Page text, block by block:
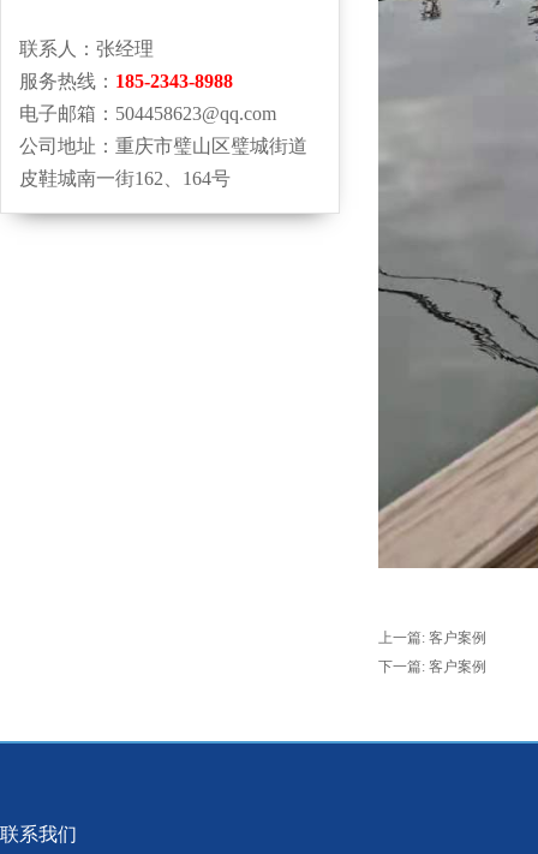
联系人：张经理
服务热线： 185-2343-8988
电子邮箱：504458623@qq.com
公司地址：重庆市璧山区璧城街道
皮鞋城南一街162、164号
上一篇: 客户案例
下一篇: 客户案例
联系我们